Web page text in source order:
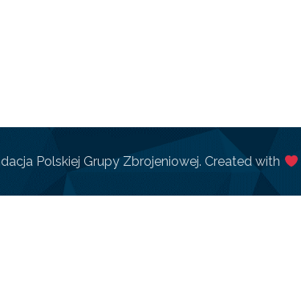
Polskiej Grupy Zbrojeniowej. Created with